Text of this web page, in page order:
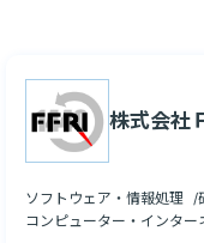
株式会社
ソフトウェア・情報処理
コンピューター・インター